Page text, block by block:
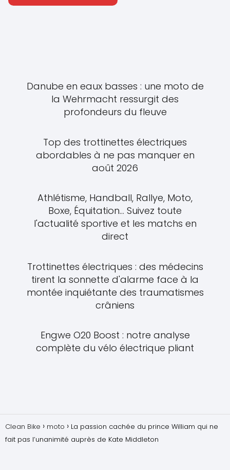
Danube en eaux basses : une moto de
la Wehrmacht ressurgit des
profondeurs du fleuve
Top des trottinettes électriques
abordables à ne pas manquer en
août 2026
Athlétisme, Handball, Rallye, Moto,
Boxe, Équitation... Suivez toute
l'actualité sportive et les matchs en
direct
Trottinettes électriques : des médecins
tirent la sonnette d'alarme face à la
montée inquiétante des traumatismes
crâniens
Engwe O20 Boost : notre analyse
complète du vélo électrique pliant
Clean Bike moto
La passion cachée du prince William qui ne
fait pas l’unanimité auprès de Kate Middleton